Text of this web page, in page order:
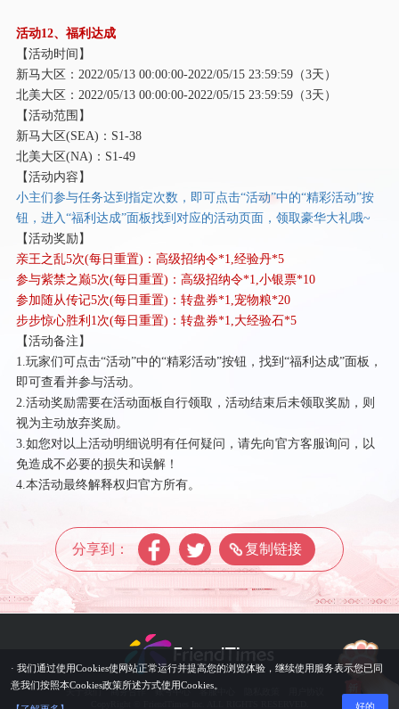
活动12、福利达成
【活动时间】
新马大区： 2022/05/13 00:00:00-2022/05/15 23:59:59（3天）
北美大区： 2022/05/13 00:00:00-2022/05/15 23:59:59（3天）
【活动范围】
新马大区(SEA)：S1-38
北美大区(NA)：S1-49
【活动内容】
小主们参与任务达到指定次数，即可点击“活动”中的“精彩活动”按
钮，进入“福利达成”面板找到对应的活动页面，领取豪华大礼哦~
【活动奖励】
亲王之乱5次(每日重置)：高级招纳令*1,经验丹*5
参与紫禁之巅5次(每日重置)：高级招纳令*1,小银票*10
参加随从传记5次(每日重置)：转盘券*1,宠物粮*20
步步惊心胜利 1次(每日重置)：转盘券*1,大经验石*5
【活动备注】
1.玩家们可点击“活动”中的“精彩活动”按钮，找到“福利达成”面板，
即可查看并参与活动。
2.活动奖励需要在活动面板自行领取，活动结束后未领取奖励，则
视为主动放弃奖励。
3.如您对以上活动明细说明有任何疑问，请先向官方客服询问，以
免造成不必要的损失和误解！
4.本活动最终解释权归官方所有。
分享到： 复制链接
关于我们 商务合作 账号中心 客服中心
· 我们通过使用Cookies使网站正常运行并提高您的浏览体验，继续使用服务表示您已同
意我们按照本Cookies政策所述方式使用Cookies。
好的